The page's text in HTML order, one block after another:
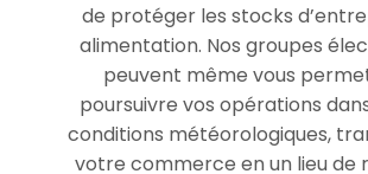
de protéger les stocks
alimentation. Nos groupes
peuvent même vous
poursuivre vos opérations
conditions météorologiques,
votre commerce en un lieu de